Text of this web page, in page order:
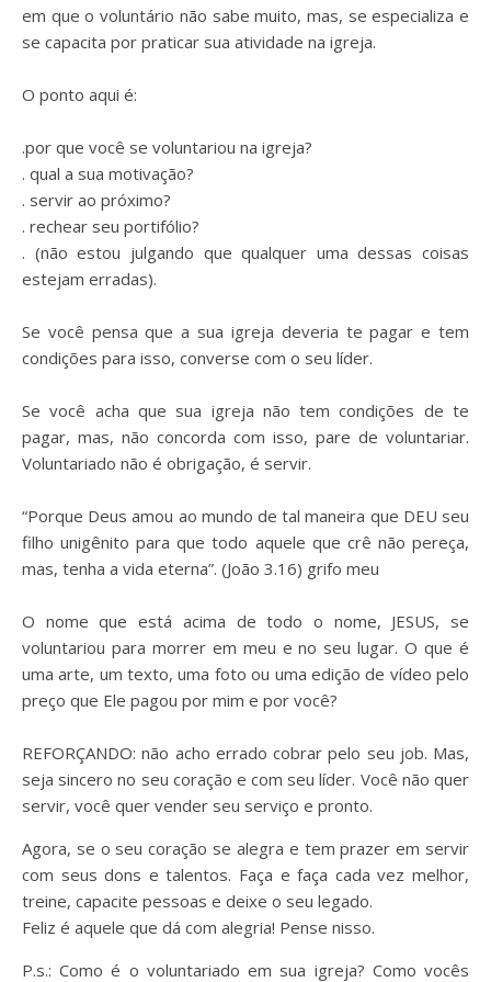
em que o voluntário não sabe muito, mas, se especializa e
se capacita por praticar sua atividade na igreja.
O ponto aqui é:
.por que você se voluntariou na igreja?
. qual a sua motivação?
. servir ao próximo?
. rechear seu portifólio?
. (não estou julgando que qualquer uma dessas coisas
estejam erradas).
Se você pensa que a sua igreja deveria te pagar e tem
condições para isso, converse com o seu líder.
Se você acha que sua igreja não tem condições de te
pagar, mas, não concorda com isso, pare de voluntariar.
Voluntariado não é obrigação, é servir.
“Porque Deus amou ao mundo de tal maneira que DEU seu
filho unigênito para que todo aquele que crê não pereça,
mas, tenha a vida eterna”. (João 3.16) grifo meu
O nome que está acima de todo o nome, JESUS, se
voluntariou para morrer em meu e no seu lugar. O que é
uma arte, um texto, uma foto ou uma edição de vídeo pelo
preço que Ele pagou por mim e por você?
REFORÇANDO: não acho errado cobrar pelo seu job. Mas,
seja sincero no seu coração e com seu líder. Você não quer
servir, você quer vender seu serviço e pronto.
Agora, se o seu coração se alegra e tem prazer em servir
com seus dons e talentos. Faça e faça cada vez melhor,
treine, capacite pessoas e deixe o seu legado.
Feliz é aquele que dá com alegria! Pense nisso.
P.s.: Como é o voluntariado em sua igreja? Como vocês